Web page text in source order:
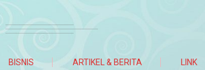
BISNIS ARTIKEL & BERITA LINK